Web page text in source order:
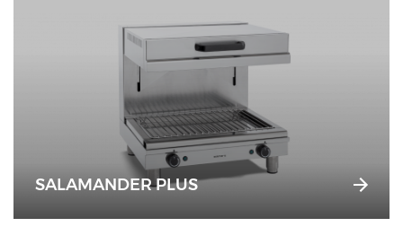
SALAMANDER PLUS